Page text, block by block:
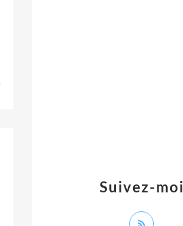
Suivez-moi